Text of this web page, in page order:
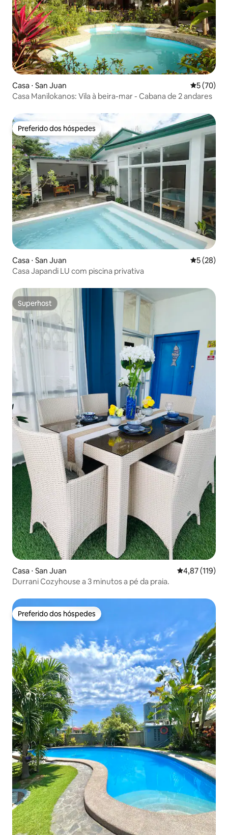
Casa ⋅ San Juan 5 de uma
5 (70)
Casa Manilokanos: Vila à beira-mar - Cabana de 2 andares
Preferido dos hóspedes
Preferido dos hóspedes
Casa ⋅ San Juan 5 de uma
5 (28)
Casa Japandi LU com piscina privativa
Superhost
Superhost
Casa ⋅ San Juan 4,87 de uma
4,87 (119)
Durrani Cozyhouse a 3 minutos a pé da praia.
Preferido dos hóspedes
Preferido dos hóspedes